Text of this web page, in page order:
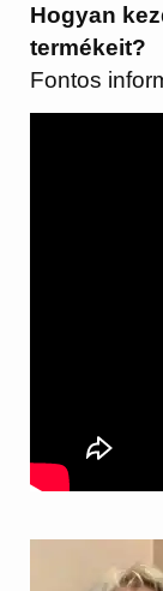
Hogyan
termékeit?
Fontos